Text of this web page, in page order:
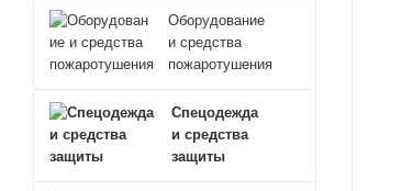
Оборудование
и средства
пожаротушения
Спецодежда
и средства
защиты